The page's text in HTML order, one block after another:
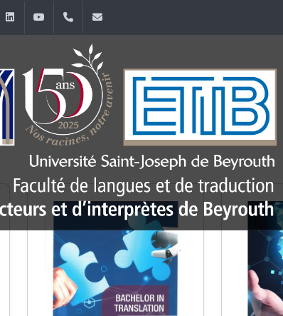
InstagramLinkedInYouTube+961 (1) 421 000